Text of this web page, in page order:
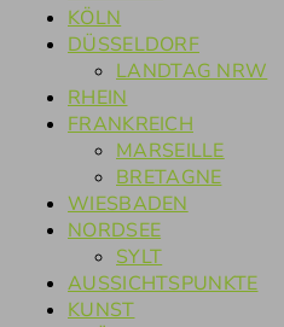
KÖLN
DÜSSELDORF
LANDTAG NRW
RHEIN
FRANKREICH
MARSEILLE
BRETAGNE
WIESBADEN
NORDSEE
SYLT
AUSSICHTSPUNKTE
KUNST